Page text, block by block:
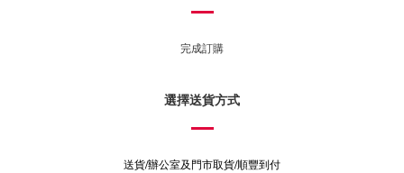
完成訂購
選擇送貨方式
送貨/辦公室及門市取貨/順豐到付